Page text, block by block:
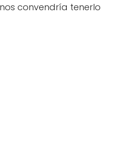
convendría tenerlo